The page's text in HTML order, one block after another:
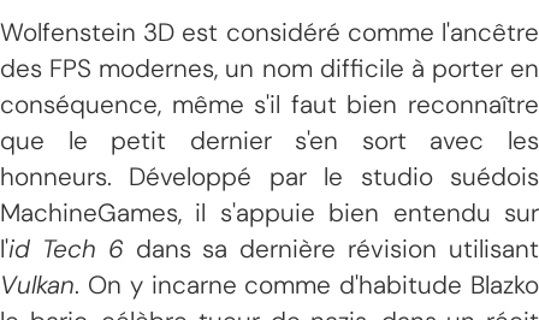
Wolfenstein 3D est considéré comme l'ancêtre
des FPS modernes, un nom difficile à porter en
conséquence, même s'il faut bien reconnaître
que le petit dernier s'en sort avec les
honneurs. Développé par le studio suédois
MachineGames, il s'appuie bien entendu sur
l'id Tech 6 dans sa dernière révision utilisant
Vulkan. On y incarne comme d'habitude Blazko